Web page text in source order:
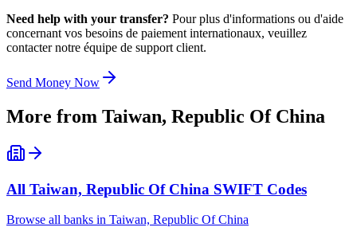
Need help with your transfer? Pour plus d'informations ou d'aide
concernant vos besoins de paiement internationaux, veuillez
contacter notre équipe de support client.
Send Money Now
More from Taiwan, Republic Of China
All Taiwan, Republic Of China SWIFT Codes
Browse all banks in Taiwan, Republic Of China